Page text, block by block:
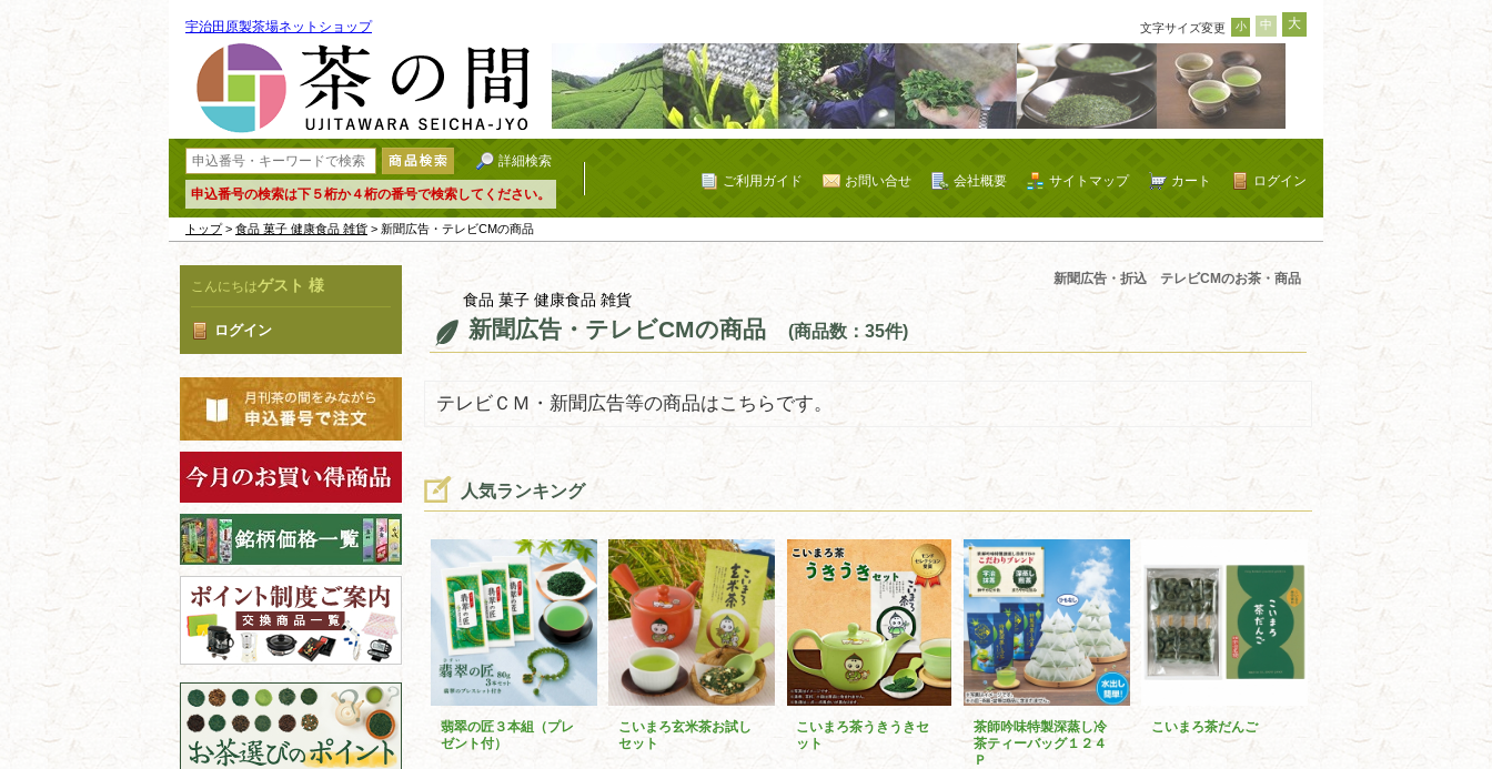
宇治田原製茶場ネットショップ 文字サイズ変更 小 中 大
詳細検索
申込番号の検索は下５桁か４桁の番号で検索してください。
ログイン
カート
サイトマップ
会社概要
お問い合せ
ご利用ガイド
トップ> 食品 菓子 健康食品 雑貨 > 新聞広告・テレビCMの商品
こんにちはゲスト 様
ログイン
新聞広告・折込 テレビCMのお茶・商品
食品 菓子 健康食品 雑貨
新聞広告・テレビCMの商品 (商品数：35件)
テレビＣＭ・新聞広告等の商品はこちらです。
人気ランキング
翡翠の匠３本組（プレ
ゼント付）
こいまろ玄米茶お試し
セット
こいまろ茶うきうきセ
ット
茶師吟味特製深蒸し冷
茶ティーバッグ１２４
Ｐ
こいまろ茶だんご